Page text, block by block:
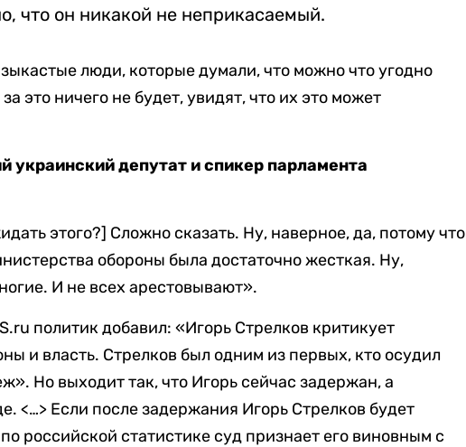
что он никакой не неприкасаемый.
люди, которые думали, что можно что угодно
это ничего не будет, увидят, что их это может
украинский депутат и спикер парламента
этого?] Сложно сказать. Ну, наверное, да, потому что
обороны была достаточно жесткая. Ну,
И не всех арестовывают».
политик добавил: «Игорь Стрелков критикует
и власть. Стрелков был одним из первых, кто осудил
Но выходит так, что Игорь сейчас задержан, а
<…> Если после задержания Игорь Стрелков будет
российской статистике суд признает его виновным с